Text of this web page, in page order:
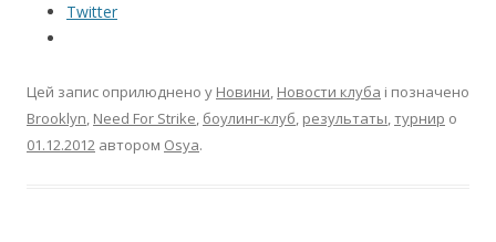
Twitter
Цей запис оприлюднено у Новини, Новости клуба і позначено
Brooklyn, Need For Strike, боулинг-клуб, результаты,турнир о
01.12.2012 автором Osya.